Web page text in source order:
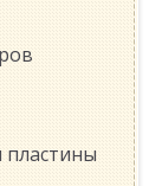
пластины